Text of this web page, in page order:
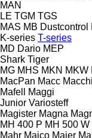
MAN
LE TGM TGS
MAS MB Dustcontrol
K-series T-series
MD Dario MEP
Shark Tiger
MG MHS MKN MKW
MacPan Macc Macchi
Mafell
Maggi
Junior Variosteff
Magister Magna
MH 400 P MH 500 W
Mahr Maico Maier